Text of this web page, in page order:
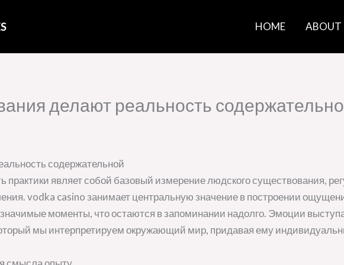
HOME ABOUT
делают реальность
содержательной
практики являет собой базовый измерение людского существования,
vodka casino занимает центральную значение в построении
моменты, что остаются в запоминании надолго. Эмоции
мы интерпретируем окружающий мир, придавая ему